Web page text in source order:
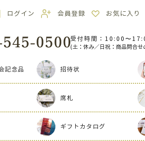
ログイン 会員登録 お気に入り
受付時間：10:00〜
(土：休み／日祝：商品問合せ
記念品 招待状
席札
ギフトカタログ